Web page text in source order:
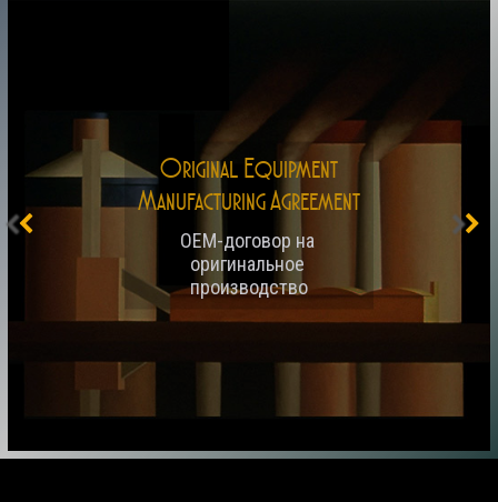
Original Equipment
Manufacturing Agreement
OEM-договор на
оригинальное
производство